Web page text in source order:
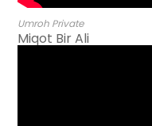
Umroh Private
Miqot Bir Ali